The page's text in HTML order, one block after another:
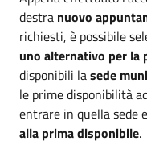
destra nuovo
richiesti, è possibile
uno alternativo per la
disponibili lasede
le prime disponibilità
entrare in quella sede
alla prima disponibile.